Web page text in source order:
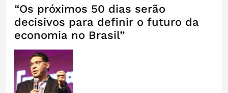
“Os próximos 50 dias serão
decisivos para definir o futuro da
economia no Brasil”